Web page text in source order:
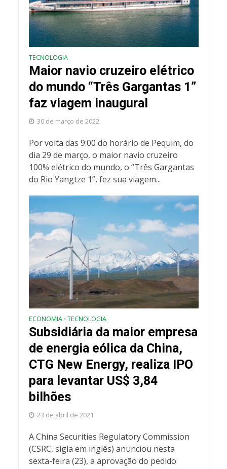
TECNOLOGIA
Maior navio cruzeiro elétrico
do mundo “Três Gargantas 1”
faz viagem inaugural
30 de março de 2022
Por volta das 9:00 do horário de Pequim, do
dia 29 de março, o maior navio cruzeiro
100% elétrico do mundo, o “Três Gargantas
do Rio Yangtze 1”, fez sua viagem...
ECONOMIA • TECNOLOGIA
Subsidiária da maior empresa
de energia eólica da China,
CTG New Energy, realiza IPO
para levantar US$ 3,84
bilhões
23 de abril de 2021
A China Securities Regulatory Commission
(CSRC, sigla em inglês) anunciou nesta
sexta-feira (23), a aprovação do pedido